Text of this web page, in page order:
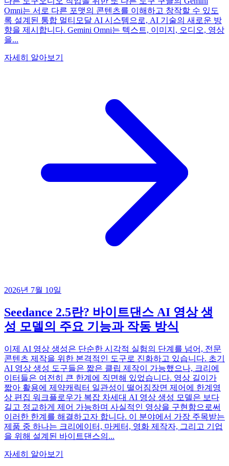
Omni는 서로 다른 포맷의 콘텐츠를 이해하고 창작할 수 있도
록 설계된 통합 멀티모달 AI 시스템으로, AI 기술의 새로운 방
향을 제시합니다. Gemini Omni는 텍스트, 이미지, 오디오, 영상
을...
자세히 알아보기
2026년 7월 10일
Seedance 2.5란? 바이트댄스 AI 영상 생
성 모델의 주요 기능과 작동 방식
이제 AI 영상 생성은 단순한 시각적 실험의 단계를 넘어, 전문
콘텐츠 제작을 위한 본격적인 도구로 진화하고 있습니다. 초기
AI 영상 생성 도구들은 짧은 클립 제작이 가능했으나, 크리에
이터들은 여전히 큰 한계에 직면해 있었습니다. 영상 길이가
짧아 활용에 제약캐릭터 일관성이 떨어짐장면 제어에 한계영
상 편집 워크플로우가 복잡 차세대 AI 영상 생성 모델은 보다
길고 정교하게 제어 가능하며 사실적인 영상을 구현함으로써
이러한 한계를 해결하고자 합니다. 이 분야에서 가장 주목받는
제품 중 하나는 크리에이터, 마케터, 영화 제작자, 그리고 기업
을 위해 설계된 바이트댄스의...
자세히 알아보기